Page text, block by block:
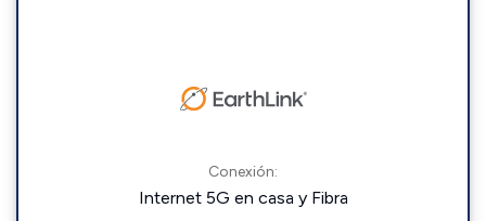
Conexión:
Internet 5G en casa y Fibra